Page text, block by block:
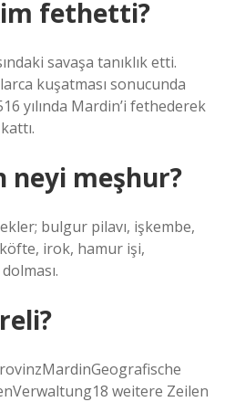
fethetti?
savaşa tanıklık etti.
kuşatması sonucunda
yılında Mardin’i fethederek
neyi meşhur?
bulgur pilavı, işkembe,
irok, hamur işi,
weitere Zeilen